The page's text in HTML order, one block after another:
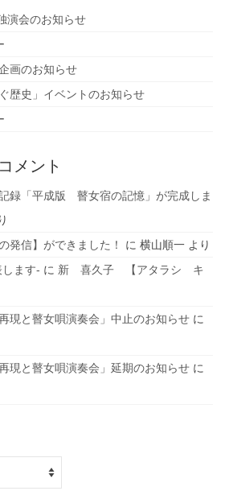
演会のお知らせ
画のお知らせ
歴史」イベントのお知らせ
メント
録「平成版 瞽女宿の記憶」が完成しま
発信】ができました！
に 横山順一 より
ます- に 新 喜久子 【アタラシ キ
現と瞽女唄演奏会」中止のお知らせ に
現と瞽女唄演奏会」延期のお知らせ に